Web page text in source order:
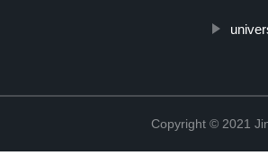
Copyright © 2021